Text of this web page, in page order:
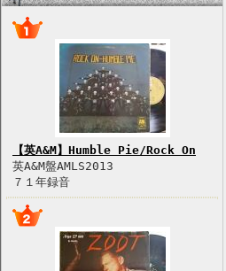
【英A&M】Humble Pie/Rock On
英A&M盤AMLS2013
７１年録音